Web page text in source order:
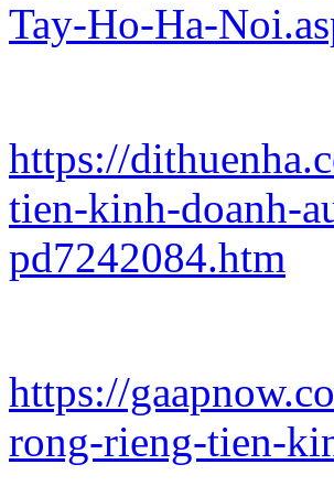
Tay-Ho-Ha-
https://
tien-kinh-doanh-
pd7242084.htm
https://
rong-rieng-tien-